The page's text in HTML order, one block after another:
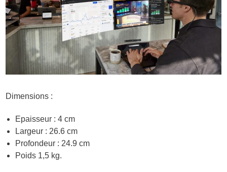
Dimensions :
Epaisseur : 4 cm
Largeur : 26.6 cm
Profondeur : 24.9 cm
Poids 1,5 kg.